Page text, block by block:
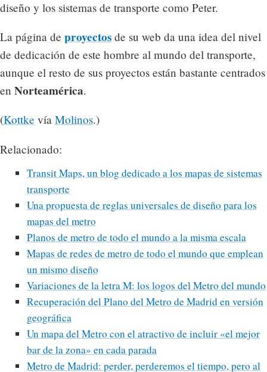
diseño y los sistemas de transporte como Peter.
La página de proyectos de su web da una idea del nivel
de dedicación de este hombre al mundo del transporte,
aunque el resto de sus proyectos están bastante centrados
en Norteamérica.
(Kottke vía Molinos.)
Relacionado:
Transit Maps, un blog dedicado a los mapas de sistemas
transporte
Una propuesta de reglas universales de diseño para los
mapas del metro
Planos de metro de todo el mundo a la misma escala
Mapas de redes de metro de todo el mundo que emplean
un mismo diseño
Variaciones de la letra M: los logos del Metro del mundo
Recuperación del Plano del Metro de Madrid en versión
geográfica
Un mapa del Metro con el atractivo de incluir «el mejor
bar de la zona» en cada parada
Metro de Madrid: perder, perderemos el tiempo, pero al